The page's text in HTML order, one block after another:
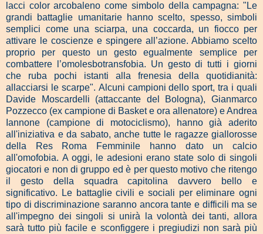
lacci color arcobaleno come simbolo della campagna: "Le
grandi battaglie umanitarie hanno scelto, spesso, simboli
semplici come una sciarpa, una coccarda, un fiocco per
attivare le coscienze e spingere all’azione. Abbiamo scelto
proprio per questo un gesto egualmente semplice per
combattere l’omolesbotransfobia. Un gesto di tutti i giorni
che ruba pochi istanti alla frenesia della quotidianità:
allacciarsi le scarpe". Alcuni campioni dello sport, tra i quali
Davide Moscardelli (attaccante del Bologna), Gianmarco
Pozzecco (ex campione di Basket e ora allenatore) e Andrea
Iannone (campione di motociclismo), hanno già aderito
all'iniziativa e da sabato, anche tutte le ragazze giallorosse
della Res Roma Femminile hanno dato un calcio
all'omofobia. A oggi, le adesioni erano state solo di singoli
giocatori e non di gruppo ed è per questo motivo che ritengo
il gesto della squadra capitolina davvero bello e
significativo.
Le battaglie civili e sociali per eliminare ogni
tipo di discriminazione saranno ancora tante e difficili ma se
all'impegno dei singoli si unirà la volontà dei tanti, allora
sarà tutto più facile e sconfiggere i pregiudizi non sarà più